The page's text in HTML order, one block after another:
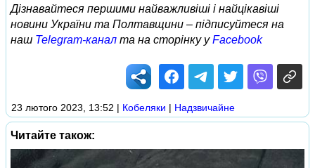
Дізнавайтеся першими найважливіші і найцікавіші
новини України та Полтавщини – підписуйтеся на
наш Telegram-канал та на сторінку уFacebook
23 лютого 2023, 13:52 | Кобеляки | Надзвичайне
Читайте також: